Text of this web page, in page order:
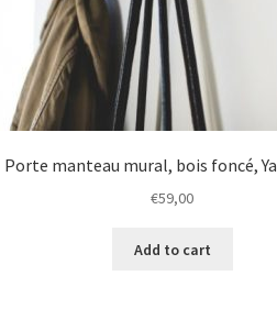
Porte manteau mural, bois foncé,
€59,00
Add to cart